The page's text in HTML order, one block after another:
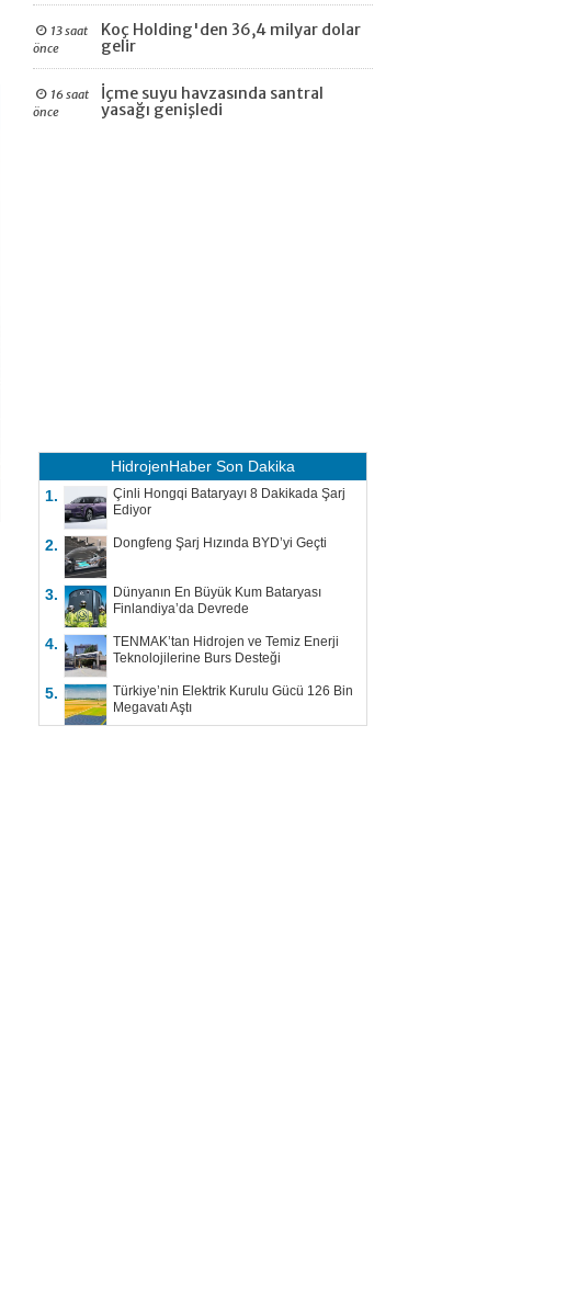
13 saat
önce
Koç Holding'den 36,4 milyar dolar
gelir
16 saat
önce
İçme suyu havzasında santral
yasağı genişledi
HidrojenHaber Son Dakika
1.
Çinli Hongqi Bataryayı 8 Dakikada Şarj
Ediyor
2. Dongfeng Şarj Hızında BYD’yi Geçti
3.
Dünyanın En Büyük Kum Bataryası
Finlandiya’da Devrede
4.
TENMAK’tan Hidrojen ve Temiz Enerji
Teknolojilerine Burs Desteği
5.
Türkiye’nin Elektrik Kurulu Gücü 126 Bin
Megavatı Aştı